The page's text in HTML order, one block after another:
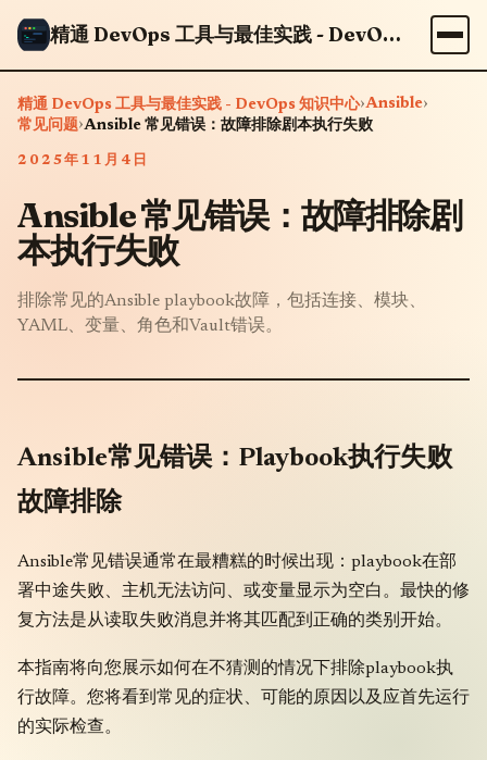
精通 DevOps 工具与最佳实践 - DevOps 知识中心
精通 DevOps 工具与最佳实践 - DevOps 知识中心›Ansible›
常见问题›Ansible 常见错误：故障排除剧本执行失败
2025年11月4日
Ansible 常见错误：故障排除剧
本执行失败
排除常见的Ansible playbook故障，包括连接、模块、
YAML、变量、角色和Vault错误。
Ansible常见错误：Playbook执行失败
故障排除
Ansible常见错误通常在最糟糕的时候出现：playbook在部
署中途失败、主机无法访问、或变量显示为空白。最快的修
复方法是从读取失败消息并将其匹配到正确的类别开始。
本指南将向您展示如何在不猜测的情况下排除playbook执
行故障。您将看到常见的症状、可能的原因以及应首先运行
的实际检查。